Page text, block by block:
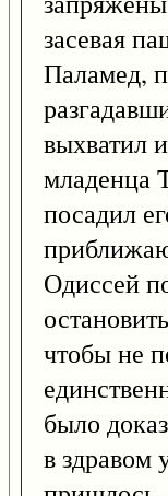
засевая
Паламед,
выхватил
младенца
посадил
Одиссей
чтобы не
было
в здравом